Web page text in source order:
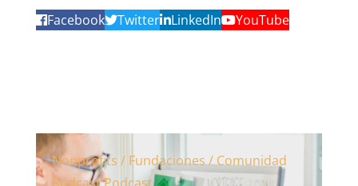
Facebook Twitter LinkedIn YouTube
Nonprofits / Fundaciones / Comunidad